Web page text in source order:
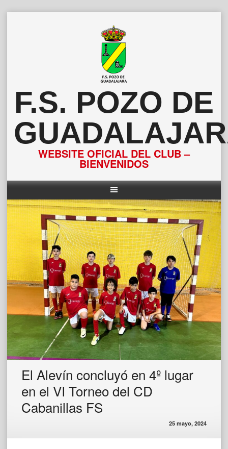
F.S. POZO DE
WEBSITE OFICIAL DEL CLUB –
BIENVENIDOS
El Alevín concluyó en 4º lugar
en el VI Torneo del CD
Cabanillas FS
25 mayo, 2024